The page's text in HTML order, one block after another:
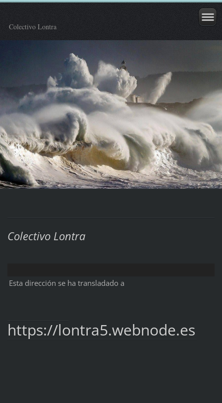
Colectivo Lontra
Colectivo Lontra
Esta dirección se ha transladado a
https://lontra5.webnode.es